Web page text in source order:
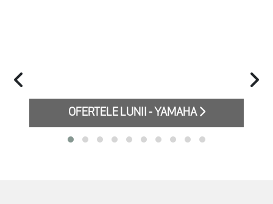
OFERTELE LUNII - YAMAHA